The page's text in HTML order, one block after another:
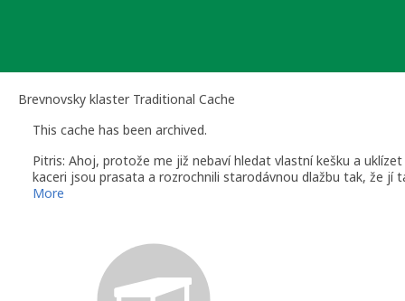
Brevnovsky klaster Traditional Cache
This cache has been archived.
Pitris: Ahoj, protože me již nebaví hledat vlastní kešku a
kaceri jsou prasata a rozrochnili starodávnou dlažbu tak, že
Je zajímavé, že pixla vydržela bez jediného problému. Pred
Je mi to moc líto, protože k pixle jsme meli citový vztah. Byla
More